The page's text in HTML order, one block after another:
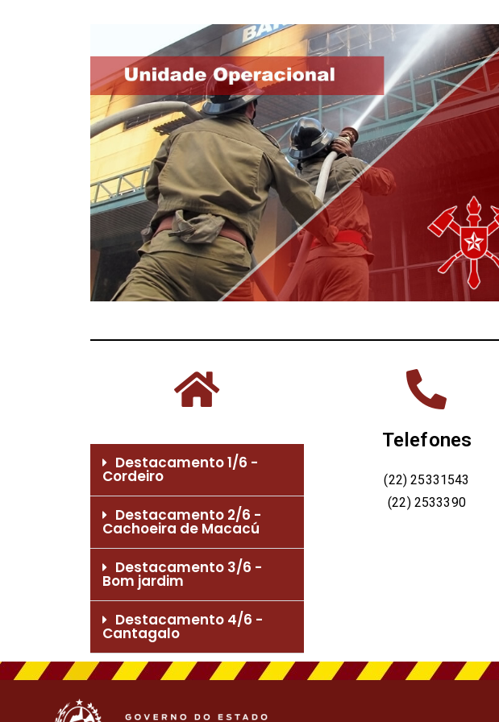
Destacamento 1/6 -
Cordeiro
Destacamento 2/6 -
Cachoeira de Macacú
Destacamento 3/6 -
Bom jardim
Destacamento 4/6 -
Cantagalo
Telefones
(22) 25331543
(22) 2533390